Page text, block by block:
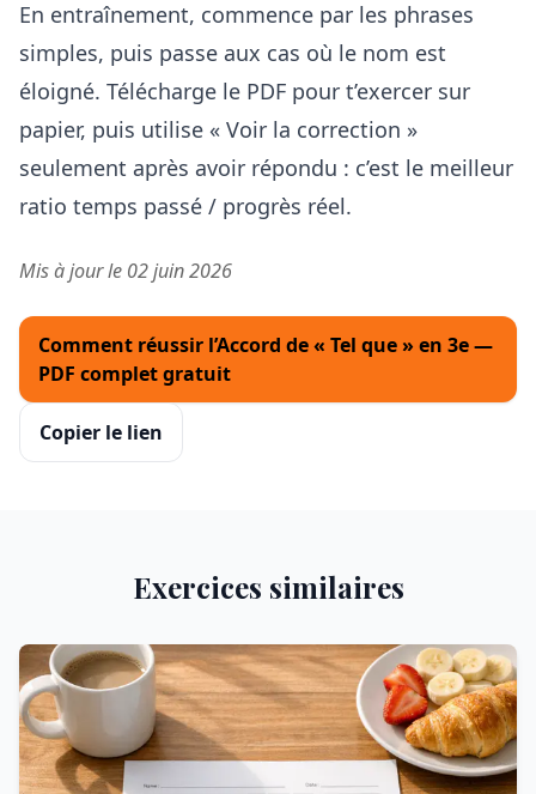
En entraînement, commence par les phrases
simples, puis passe aux cas où le nom est
éloigné. Télécharge le PDF pour t’exercer sur
papier, puis utilise « Voir la correction »
seulement après avoir répondu : c’est le meilleur
ratio temps passé / progrès réel.
Mis à jour le 02 juin 2026
Comment réussir l’Accord de « Tel que » en 3e —
PDF complet gratuit
Copier le lien
Exercices similaires